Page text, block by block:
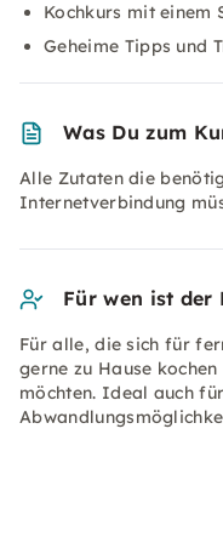
Kochkurs mit einem
Geheime Tipps und
Was Du zum
Alle Zutaten die
Internetverbindung
Für wen ist der
Für alle, die sich für
gerne zu Hause
möchten. Ideal auch